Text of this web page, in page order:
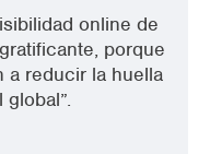
online de
porque
a reducir la huella